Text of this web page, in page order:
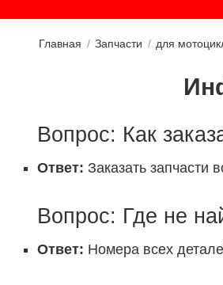
Главная / Запчасти / для
Вопрос: Как
Ответ: Заказать запчасти
Вопрос: Где не
Ответ: Номера всех